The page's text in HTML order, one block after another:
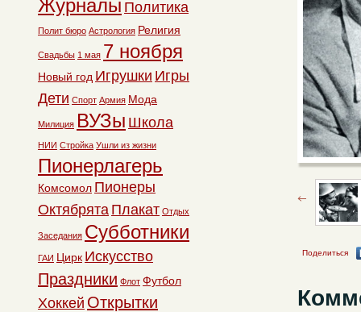
Поделиться
Журналы Политика
Полит бюро Астрология Религия
Свадьбы 1 мая 7 ноября
Новый год Игрушки Игры
Дети Спорт Армия Мода
Милиция ВУЗы Школа
НИИ Стройка Ушли из жизни
Пионерлагерь
Комсомол Пионеры
Октябрята Плакат Отдых
Заседания Субботники
ГАИ Цирк Искусство
Праздники Флот Футбол
Хоккей Открытки